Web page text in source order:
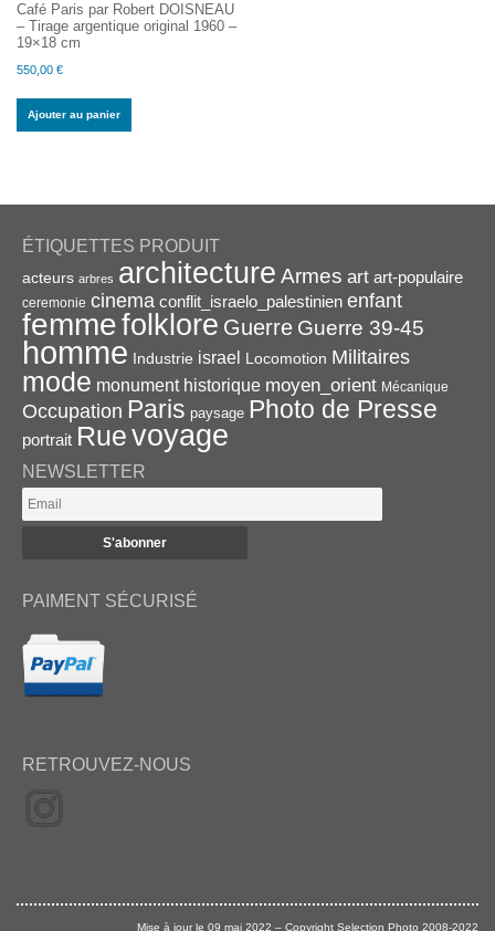
Café Paris par Robert DOISNEAU
– Tirage argentique original 1960 –
19×18 cm
550,00 €
Ajouter au panier
ÉTIQUETTES PRODUIT
acteurs arbres architecture Armes art art-populaire
ceremonie cinema conflit_israelo_palestinien enfant
femmefolklore Guerre Guerre 39-45
homme Industrie israel Locomotion Militaires
mode monument historique moyen_orient Mécanique
Occupation Paris paysage Photo de Presse
portrait Ruevoyage
NEWSLETTER
PAIMENT SÉCURISÉ
RETROUVEZ-NOUS
Mise à jour le 09 mai 2022 – Copyright Selection Photo 2008-2022